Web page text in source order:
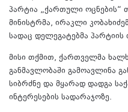
პარტია „ქართული ოცნების“
მინისტრმა, ირაკლი
სადაც დელეგატებმა
მისი თქმით, ქართველმა
განმავლობაში გამოავლინა
სიბრძნე და მყარად დადგა
ინტერესების სადარაჯოზე.